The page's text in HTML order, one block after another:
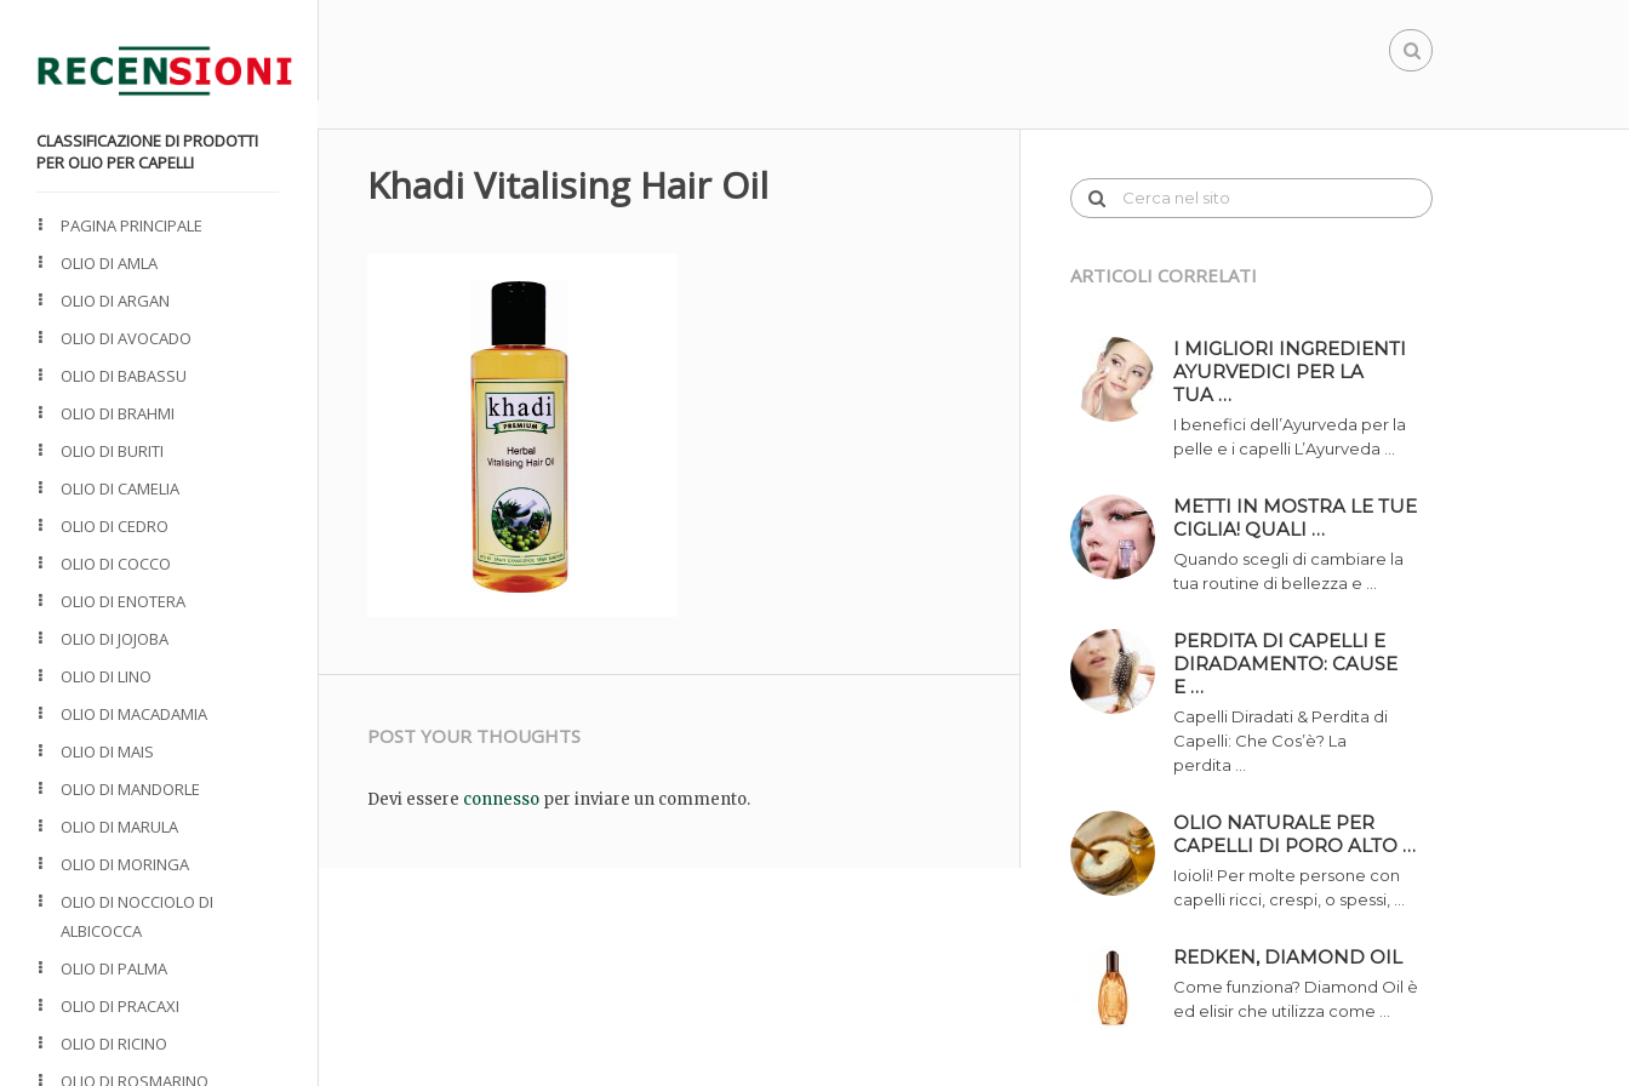
CLASSIFICAZIONE DI PRODOTTI
PER OLIO PER CAPELLI
PAGINA PRINCIPALE
OLIO DI AMLA
OLIO DI ARGAN
OLIO DI AVOCADO
OLIO DI BABASSU
OLIO DI BRAHMI
OLIO DI BURITI
OLIO DI CAMELIA
OLIO DI CEDRO
OLIO DI COCCO
OLIO DI ENOTERA
OLIO DI JOJOBA
OLIO DI LINO
OLIO DI MACADAMIA
OLIO DI MAIS
OLIO DI MANDORLE
OLIO DI MARULA
OLIO DI MORINGA
OLIO DI NOCCIOLO DI
ALBICOCCA
OLIO DI PALMA
OLIO DI PRACAXI
OLIO DI RICINO
OLIO DI ROSMARINO
Khadi Vitalising Hair Oil
POST YOUR THOUGHTS
Devi essere connesso per inviare un commento.
ARTICOLI CORRELATI
I MIGLIORI INGREDIENTI
AYURVEDICI PER LA
TUA …
I benefici dell’Ayurveda per la
pelle e i capelli L’Ayurveda …
METTI IN MOSTRA LE TUE
CIGLIA! QUALI …
Quando scegli di cambiare la
tua routine di bellezza e …
PERDITA DI CAPELLI E
DIRADAMENTO: CAUSE
E …
Capelli Diradati & Perdita di
Capelli: Che Cos’è? La
perdita …
OLIO NATURALE PER
CAPELLI DI PORO ALTO …
Ioioli! Per molte persone con
capelli ricci, crespi, o spessi, …
REDKEN, DIAMOND OIL
Come funziona? Diamond Oil è
ed elisir che utilizza come …